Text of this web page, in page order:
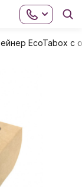
EcoTabox с